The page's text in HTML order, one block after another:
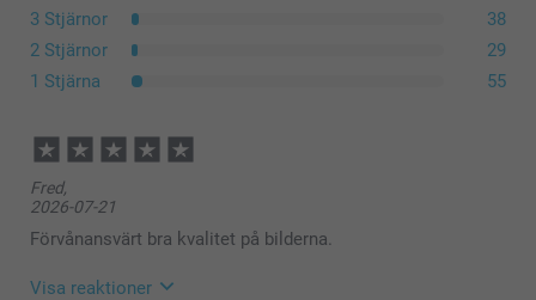
3 Stjärnor
38
2 Stjärnor
29
1 Stjärna
55
Fred,
2026-07-21
Förvånansvärt bra kvalitet på bilderna.
Visa reaktioner